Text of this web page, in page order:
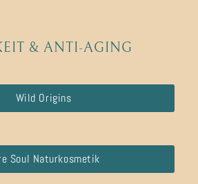
& ANTI-AGING
Wild Origins
Soul Naturkosmetik